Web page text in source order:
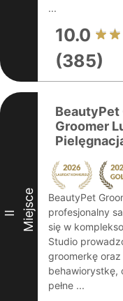
...
10.0
(385)
II Miejsce
BeautyPet
Groomer
BeautyPet
profesjonalny
się w
Studio
groomerkę
behawiorystkę,
pełne ...